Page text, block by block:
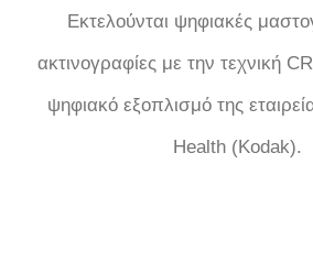
Εκτελούνται ψηφιακές
ακτινογραφίες με την τεχνική
ψηφιακό εξοπλισμό της
Health (Kodak).